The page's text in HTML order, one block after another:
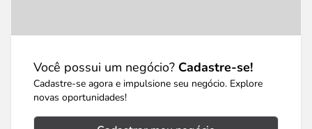
Você possui um negócio? Cadastre-se!
Cadastre-se agora e impulsione seu negócio. Explore
novas oportunidades!